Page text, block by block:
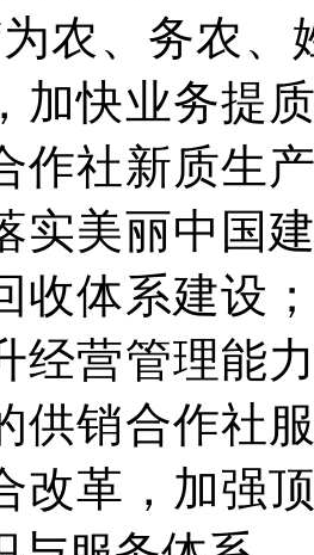
农、务农
加快业务提
作社新质生
实美丽中国
收体系建设
经营管理能
供销合作社
改革，加强